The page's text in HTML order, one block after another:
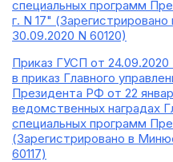
специальных программ
г. N 17"
30.09.2020 N 60120)
Приказ ГУСП от 24.09.2020
в приказ Главного
Президента РФ от 22
ведомственных наградах
специальных программ
(Зарегистрировано в
60117)